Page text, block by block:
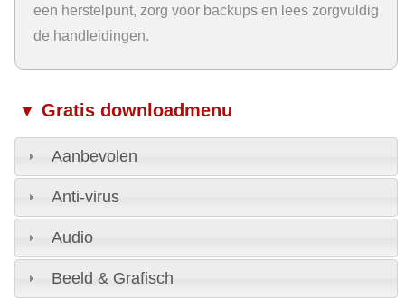
een herstelpunt, zorg voor backups en lees zorgvuldig
de handleidingen.
▼ Gratis downloadmenu
Aanbevolen
Anti-virus
Audio
Beeld & Grafisch